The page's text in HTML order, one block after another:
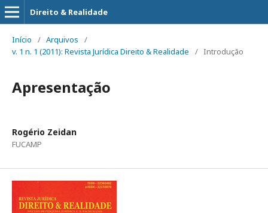
Direito & Realidade
Início / Arquivos
/
v. 1 n. 1 (2011): Revista Jurídica Direito & Realidade
/ Introdução
Apresentação
Rogério Zeidan
FUCAMP